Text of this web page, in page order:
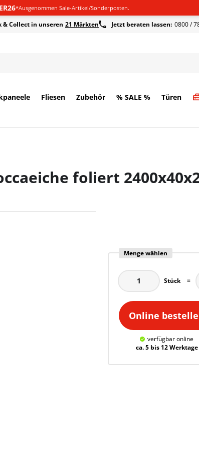
*Ausgenommen Sale-Artikel/Sonderposten.
& Collect in unseren 21 Märkten Jetzt beraten lassen: 0800 /
Fliesen Zubehör % SALE % Türen
foliert
Menge wählen
Stück =
Online
verfügbaronline
ca. 5 bis 12 Werktage